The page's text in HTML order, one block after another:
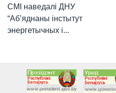
СМІ наведалі ДНУ
“Аб’яднаны інстытут
энергетычных і...